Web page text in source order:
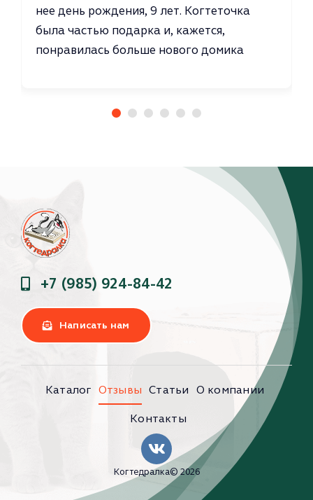
нее день рождения, 9 лет. Когтеточка
была частью подарка и, кажется,
понравилась больше нового домика
+7 (985) 924-84-42
Написать нам
Каталог Отзывы Статьи О компании
Контакты
Когтедралка© 2026